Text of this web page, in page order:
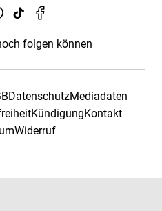
folgen können
DatenschutzMediadaten
KündigungKontakt
Widerruf